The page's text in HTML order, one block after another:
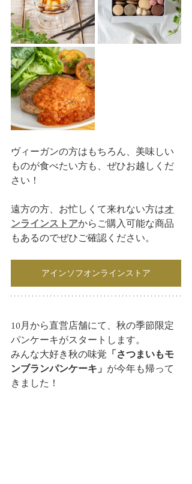
ヴィーガンの方はもちろん、美味しい
ものが食べたい方も、ぜひお越しくだ
さい！
遠方の方、お忙しくて来れない方はオ
ンラインストアからご購入可能な商品
もあるのでぜひご確認ください。
アインソフオンラインストア
10月から直営店舗にて、秋の季節限定
パンケーキがスタートします。
みんな大好き秋の味覚 「さつまいもモ
ンブランパンケーキ」 が今年も帰って
きました！